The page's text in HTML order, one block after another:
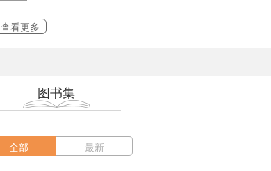
查看更多
图书集
全部 最新